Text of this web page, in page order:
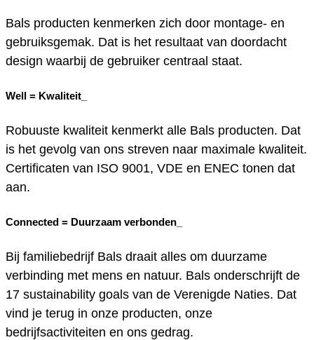
Bals producten kenmerken zich door montage- en
gebruiksgemak. Dat is het resultaat van doordacht
design waarbij de gebruiker centraal staat.
Well = Kwaliteit_
Robuuste kwaliteit kenmerkt alle Bals producten. Dat
is het gevolg van ons streven naar maximale kwaliteit.
Certificaten van ISO 9001, VDE en ENEC tonen dat
aan.
Connected = Duurzaam verbonden_
Bij familiebedrijf Bals draait alles om duurzame
verbinding met mens en natuur. Bals onderschrijft de
17 sustainability goals van de Verenigde Naties. Dat
vind je terug in onze producten, onze
bedrijfsactiviteiten en ons gedrag.